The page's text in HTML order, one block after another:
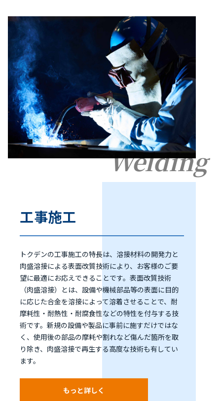
Welding
工事施工
トクデンの工事施工の特長は、溶接材料の開発力と
肉盛溶接による表面改質技術により、お客様のご要
望に最適にお応えできることです。表面改質技術
（肉盛溶接）とは、設備や機械部品等の表面に目的
に応じた合金を溶接によって溶着させることで、耐
摩耗性・耐熱性・耐腐食性などの特性を付与する技
術です。新規の設備や製品に事前に施すだけではな
く、使用後の部品の摩耗や割れなど傷んだ箇所を取
り除き、肉盛溶接で再生する高度な技術も有してい
ます。
もっと詳しく